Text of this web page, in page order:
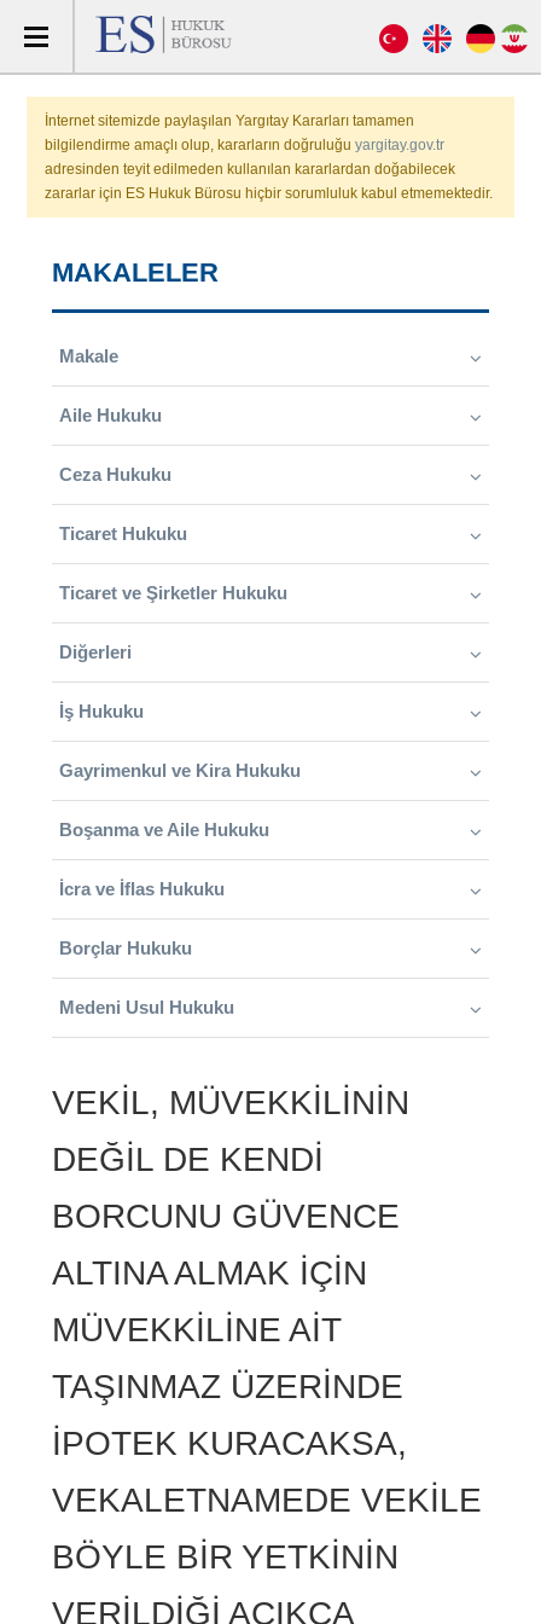
İnternet sitemizde paylaşılan Yargıtay Kararları tamamen
bilgilendirme amaçlı olup, kararların doğruluğuyargitay.gov.tr
adresinden teyit edilmeden kullanılan kararlardan doğabilecek
zararlar için ES Hukuk Bürosu hiçbir sorumluluk kabul etmemektedir.
MAKALELER
Makale
Aile Hukuku
Ceza Hukuku
Ticaret Hukuku
Ticaret ve Şirketler Hukuku
Diğerleri
İş Hukuku
Gayrimenkul ve Kira Hukuku
Boşanma ve Aile Hukuku
İcra ve İflas Hukuku
Borçlar Hukuku
Medeni Usul Hukuku
VEKİL, MÜVEKKİLİNİN
DEĞİL DE KENDİ
BORCUNU GÜVENCE
ALTINA ALMAK İÇİN
MÜVEKKİLİNE AİT
TAŞINMAZ ÜZERİNDE
İPOTEK KURACAKSA,
VEKALETNAMEDE VEKİLE
BÖYLE BİR YETKİNİN
VERİLDİĞİ AÇIKÇA